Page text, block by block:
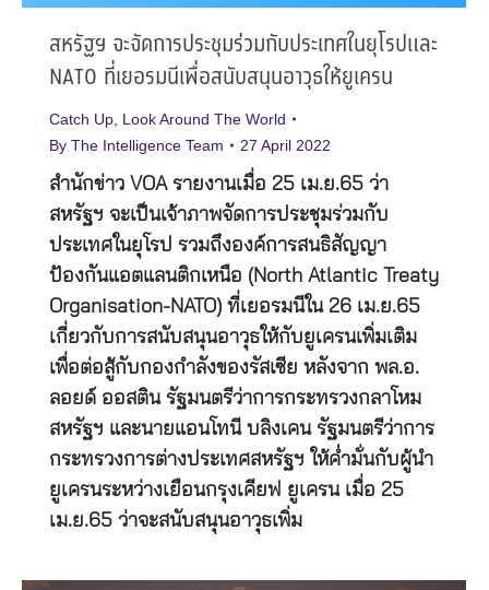
สหรัฐฯ จะจัดการประชุมร่วมกับประเทศในยุโรปและ
NATO ที่เยอรมนีเพื่อสนับสนุนอาวุธให้ยูเครน
Catch Up, Look Around The World
By The Intelligence Team 27 April 2022
สำนักข่าว VOA รายงานเมื่อ 25 เม.ย.65 ว่า
สหรัฐฯ จะเป็นเจ้าภาพจัดการประชุมร่วมกับ
ประเทศในยุโรป รวมถึงองค์การสนธิสัญญา
ป้องกันแอตแลนติกเหนือ (North Atlantic Treaty
Organisation-NATO) ที่เยอรมนีใน 26 เม.ย.65
เกี่ยวกับการสนับสนุนอาวุธให้กับยูเครนเพิ่มเติม
เพื่อต่อสู้กับกองกำลังของรัสเซีย หลังจาก พล.อ.
ลอยด์ ออสติน รัฐมนตรีว่าการกระทรวงกลาโหม
สหรัฐฯ และนายแอนโทนี บลิงเคน รัฐมนตรีว่าการ
กระทรวงการต่างประเทศสหรัฐฯ ให้ค่ำมั่นกับผู้นำ
ยูเครนระหว่างเยือนกรุงเคียฟ ยูเครน เมื่อ 25
เม.ย.65 ว่าจะสนับสนุนอาวุธเพิ่ม